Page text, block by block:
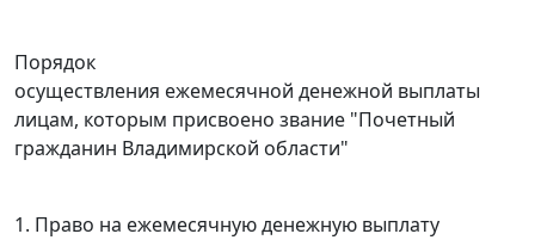
Порядок
осуществления ежемесячной денежной выплаты
лицам, которым присвоено звание "Почетный
гражданин Владимирской области"
1. Право на ежемесячную денежную выплату